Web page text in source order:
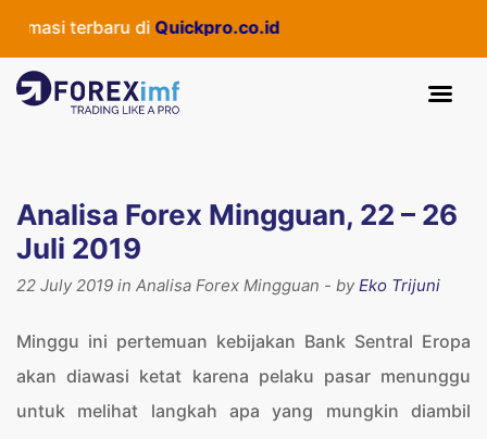
diQuickpro.co.id
Analisa Forex Mingguan, 22 – 26
Juli 2019
22 July 2019 in Analisa Forex Mingguan - byEko Trijuni
Minggu ini pertemuan kebijakan Bank Sentral Eropa
akan diawasi ketat karena pelaku pasar menunggu
untuk melihat langkah apa yang mungkin diambil